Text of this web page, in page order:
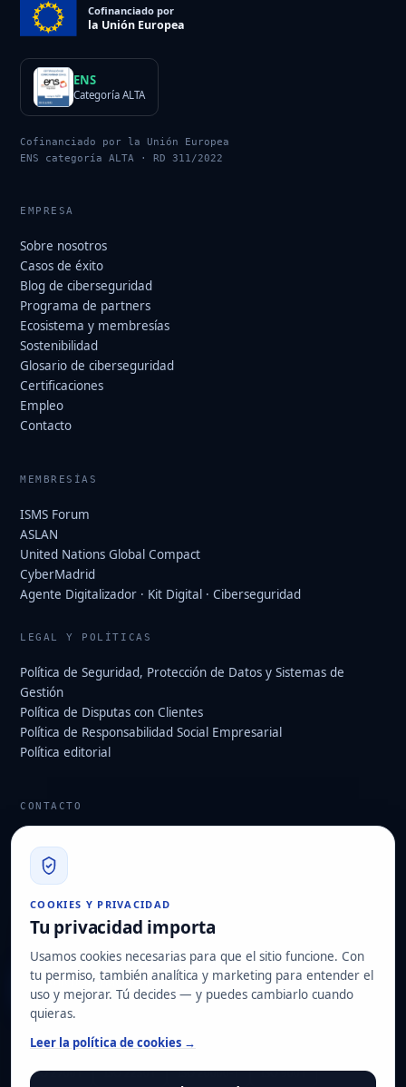
COOKIES Y PRIVACIDAD
Tu privacidad importa
Usamos cookies necesarias para que el sitio funcione. Con
tu permiso, también analítica y marketing para entender el
uso y mejorar. Tú decides — y puedes cambiarlo cuando
quieras.
Leer la política de cookies →
Cofinanciado por
la Unión Europea
ENS
Categoría ALTA
Cofinanciado por la Unión Europea
ENS categoría ALTA · RD 311/2022
EMPRESA
Sobre nosotros
Casos de éxito
Blog de ciberseguridad
Programa de partners
Ecosistema y membresías
Sostenibilidad
Glosario de ciberseguridad
Certificaciones
Empleo
Contacto
MEMBRESÍAS
ISMS Forum
ASLAN
United Nations Global Compact
CyberMadrid
Agente Digitalizador · Kit Digital · Ciberseguridad
LEGAL Y POLÍTICAS
Política de Seguridad, Protección de Datos y Sistemas de
Gestión
Política de Disputas con Clientes
Política de Responsabilidad Social Empresarial
Política editorial
CONTACTO
910 139 827
Oficina operativa y fiscal: Avenida Juan Caramuel, 1 · Parque
Tecnológico de Leganés
Domicilio social: Las Rozas de Madrid
Solicitar diagnóstico
NUESTRAS CERTIFICACIONES
ISO 27001 ISO 22301 ISO 20000-1 ISO 9001